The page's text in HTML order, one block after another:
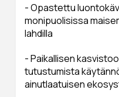
- Opastettu
monipuolisissa
lahdilla
- Paikallisen
tutustumista
ainutlaatuisen